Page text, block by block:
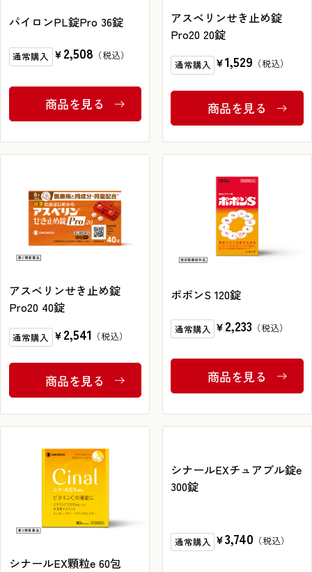
インターネットでのお問い合わせ
お問い合わせフォーム
0120-810-771
9:00～18:00 / 土日祝も可
FAXでのお問い合わせ
0120-810-130
24時間自動受付
パイロンPL錠Pro 36錠
通常購入 ￥2,508
商品を見る
アスベリンせき止め錠
Pro20 20錠
通常購入 ￥1,529
商品を見る
アスベリンせき止め錠
Pro20 40錠
通常購入 ￥2,541
商品を見る
ポポンS 120錠
通常購入 ￥2,233
商品を見る
シナールEX顆粒e 60包